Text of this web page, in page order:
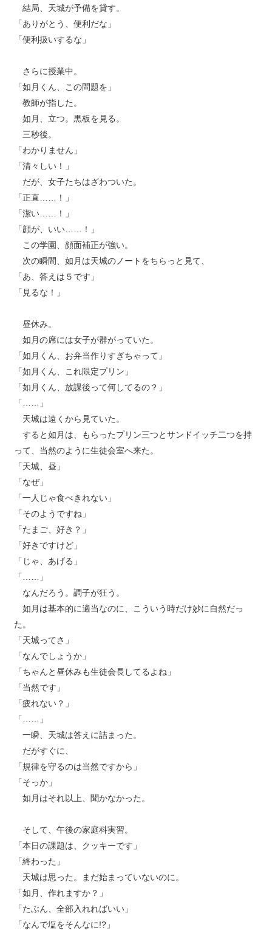
結局、天城が予備を貸す。
「ありがとう、便利だな」
「便利扱いするな」
さらに授業中。
「如月くん、この問題を」
教師が指した。
如月、立つ。黒板を見る。
三秒後。
「わかりません」
「清々しい！」
だが、女子たちはざわついた。
「正直……！」
「潔い……！」
「顔が、いい……！」
この学園、顔面補正が強い。
次の瞬間、如月は天城のノートをちらっと見て、
「あ、答えは５です」
「見るな！」
昼休み。
如月の席には女子が群がっていた。
「如月くん、お弁当作りすぎちゃって」
「如月くん、これ限定プリン」
「如月くん、放課後って何してるの？」
「……」
天城は遠くから見ていた。
すると如月は、もらったプリン三つとサンドイッチ二つを持
って、当然のように生徒会室へ来た。
「天城、昼」
「なぜ」
「一人じゃ食べきれない」
「そのようですね」
「たまご、好き？」
「好きですけど」
「じゃ、あげる」
「……」
なんだろう。調子が狂う。
如月は基本的に適当なのに、こういう時だけ妙に自然だっ
た。
「天城ってさ」
「なんでしょうか」
「ちゃんと昼休みも生徒会長してるよね」
「当然です」
「疲れない？」
「……」
一瞬、天城は答えに詰まった。
だがすぐに、
「規律を守るのは当然ですから」
「そっか」
如月はそれ以上、聞かなかった。
そして、午後の家庭科実習。
「本日の課題は、クッキーです」
「終わった」
天城は思った。まだ始まっていないのに。
「如月、作れますか？」
「たぶん、全部入れればいい」
「なんで塩をそんなに!?」